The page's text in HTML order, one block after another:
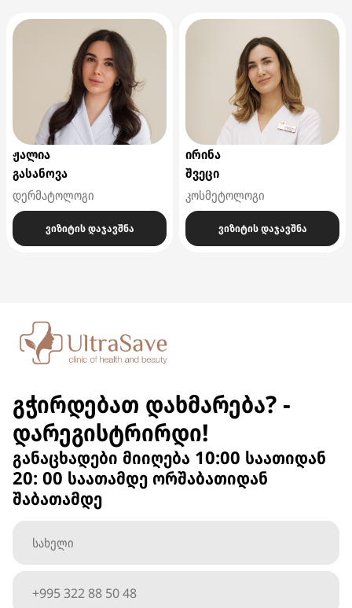
ჟალია
გასანოვა
დერმატოლოგი
ვიზიტის დაჯავშნა
ირინა
შვეცი
კოსმეტოლოგი
ვიზიტის დაჯავშნა
გჭირდებათ დახმარება? -
დარეგისტრირდი!
განაცხადები მიიღება 10:00 საათიდან
20: 00 საათამდე ორშაბათიდან
შაბათამდე